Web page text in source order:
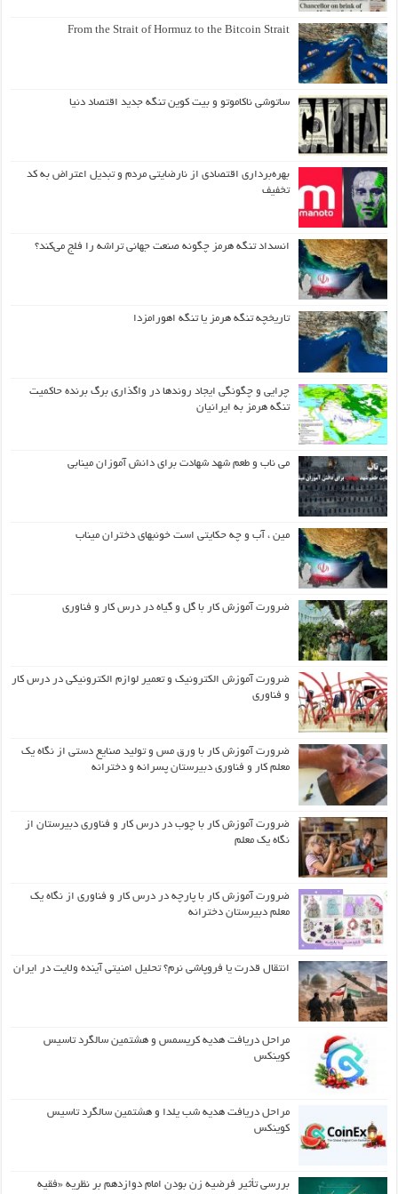
From the Strait of Hormuz to the Bitcoin Strait
ساتوشی ناکاموتو و بیت کوین تنگه جدید اقتصاد دنیا
بهره‌برداری اقتصادی از نارضایتی مردم و تبدیل اعتراض به کد
تخفیف
انسداد تنگه هرمز چگونه صنعت جهانی تراشه را فلج می‌کند؟
تاریخچه تنگه هرمز یا تنگه اهورامزدا
چرایی و چگونگی ایجاد روندها در واگذاری برگ برنده حاکمیت
تنگه هرمز به ایرانیان
می ناب و طعم شهد شهادت برای دانش آموزان مینابی
مین ، آب و چه حکایتی است خونبهای دختران میناب
ضرورت آموزش کار با گل و گیاه در درس کار و فناوری
ضرورت آموزش الکترونیک و تعمیر لوازم الکترونیکی در درس کار
و فناوری
ضرورت آموزش کار با ورق مس و تولید صنایع دستی از نگاه یک
معلم کار و فناوری دبیرستان پسرانه و دخترانه
ضرورت آموزش کار با چوب در درس کار و فناوری دبیرستان از
نگاه یک معلم
ضرورت آموزش کار با پارچه در درس کار و فناوری از نگاه یک
معلم دبیرستان دخترانه
انتقال قدرت یا فروپاشی نرم؟ تحلیل امنیتی آینده ولایت در ایران
مراحل دریافت هدیه کریسمس و هشتمین سالگرد تاسیس
کوینکس
مراحل دریافت هدیه شب یلدا و هشتمین سالگرد تاسیس
کوینکس
بررسی تأثیر فرضیه زن بودن امام دوازدهم بر نظریه «فقیه